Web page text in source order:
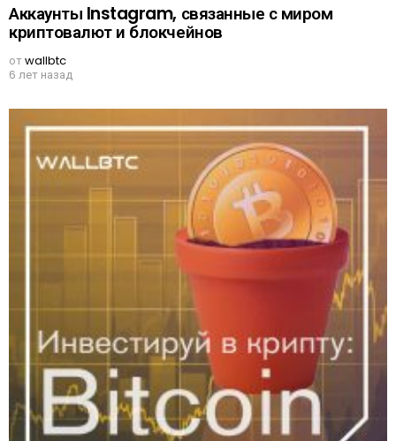
Аккаунты Instagram, связанные с миром
криптовалют и блокчейнов
отwallbtc
6 лет назад